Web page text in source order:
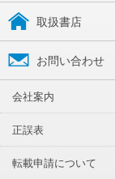
取扱書店
お問い合わせ
会社案内
正誤表
転載申請について